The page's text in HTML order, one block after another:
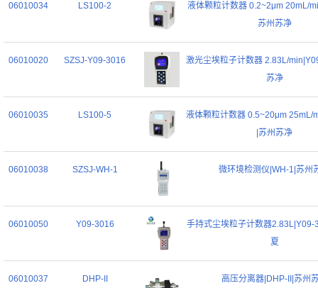
06010034 LS100-2
液体颗粒计数器 0.2~2μm 20mL/
苏州苏净
06010020 SZSJ-Y09-3016
激光尘埃粒子计数器 2.83L/
苏净
06010035 LS100-5
液体颗粒计数器 0.5~20μm 25mL/
|苏州苏净
06010038 SZSJ-WH-1 微环境检测仪|WH-1|苏州
06010050 Y09-3016
手持式尘埃粒子计数器2.83L|Y09-
夏
06010037 DHP-II 高压分离器|DHP-II|苏州